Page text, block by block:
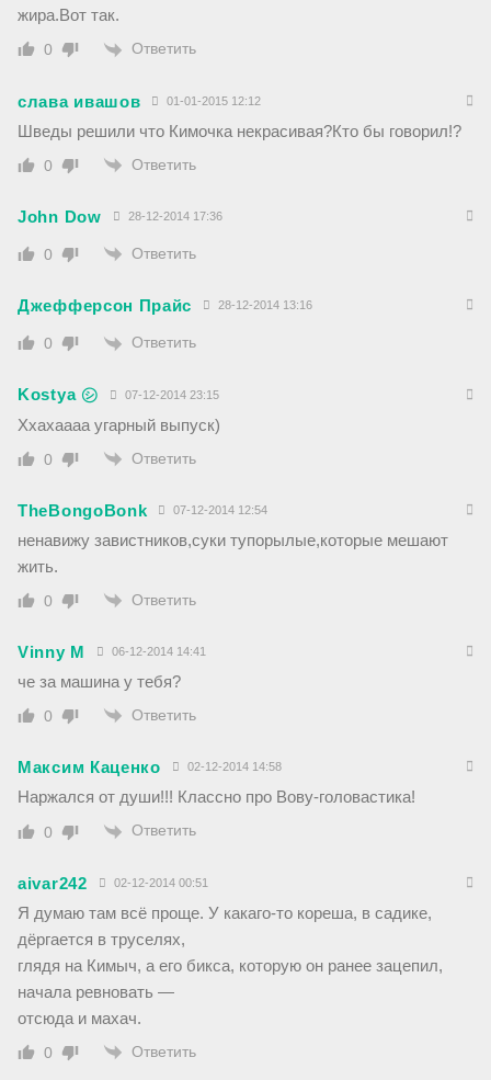
жира.Вот так.
0 Ответить
слава ивашов 01-01-2015 12:12
Шведы решили что Кимочка некрасивая?Кто бы говорил!?
0 Ответить
John Dow 28-12-2014 17:36
0 Ответить
Джефферсон Прайс 28-12-2014 13:16
0 Ответить
Kostya ㋛ 07-12-2014 23:15
Ххахаааа угарный выпуск)
0 Ответить
TheBongoBonk 07-12-2014 12:54
ненавижу завистников,суки тупорылые,которые мешают
жить.
0 Ответить
Vinny M 06-12-2014 14:41
че за машина у тебя?
0 Ответить
Максим Каценко 02-12-2014 14:58
Наржался от души!!! Классно про Вову-головастика!
0 Ответить
aivar242 02-12-2014 00:51
Я думаю там всё проще. У какаго-то кореша, в садике,
дёргается в труселях,
глядя на Кимыч, а его бикса, которую он ранее зацепил,
начала ревновать —
отсюда и махач.
0 Ответить